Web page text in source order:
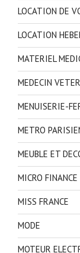
LOCATION DE
LOCATION
MATERIEL
MEDECIN
MENUISERIE-
METRO
MEUBLE ET
MICRO FINANCE
MISS FRANCE
MODE
MOTEUR